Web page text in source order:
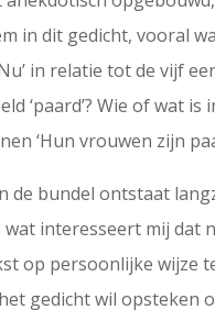
in dit gedicht, vooral
in relatie tot de vijf
‘paard’? Wie of wat
‘Hun vrouwen zijn
de bundel ontstaat
interesseert mij dat
op persoonlijke wijze
gedicht wil opsteken